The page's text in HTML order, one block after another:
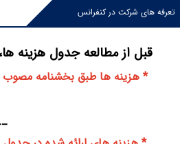
تعرفه های شرکت در کنفرانس
قبل از مطالعه جدول هزینه ها، 3 مورد زیر را مطالعه نمائید: